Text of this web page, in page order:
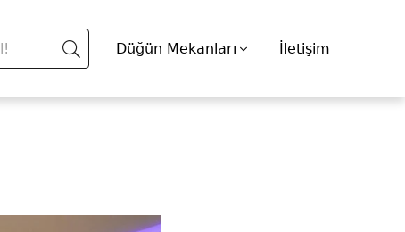
Düğün Mekanları İletişim